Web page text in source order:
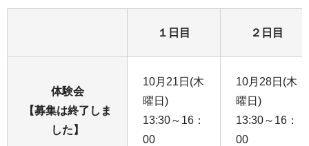
１日目 ２日目
体験会
【募集は終了しま
した】
10月21日(木
曜日)
13:30～16：
00
10月28日(木
曜日)
13:30～16：
00